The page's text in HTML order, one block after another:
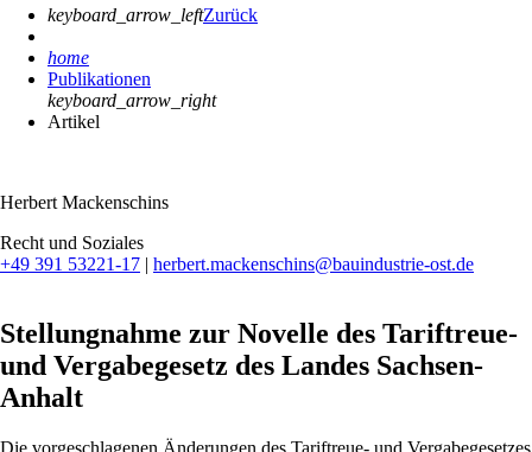
keyboard_arrow_leftZurück
home
Publikationen
keyboard_arrow_right
Artikel
Herbert Mackenschins
Recht und Soziales
+49 391 53221-17 | herbert.mackenschins@bauindustrie-ost.de
Stellungnahme zur Novelle des Tariftreue-
und Vergabegesetz des Landes Sachsen-
Anhalt
Die vorgeschlagenen Änderungen des Tariftreue- und Vergabegesetzes